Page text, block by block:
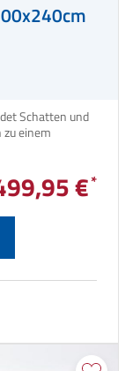
Schatten und
einem
€